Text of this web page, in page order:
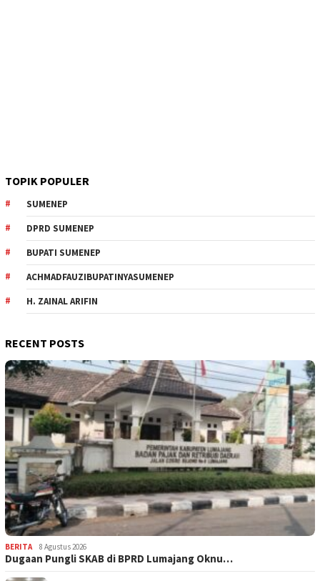
TOPIK POPULER
SUMENEP
DPRD SUMENEP
BUPATI SUMENEP
ACHMADFAUZIBUPATINYASUMENEP
H. ZAINAL ARIFIN
RECENT POSTS
BERITA 8 Agustus 2026
Dugaan Pungli SKAB di BPRD Lumajang Oknu…